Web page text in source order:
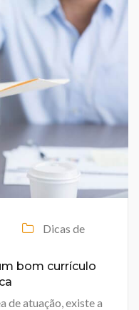
Dicas de
bom currículo
de atuação, existe a